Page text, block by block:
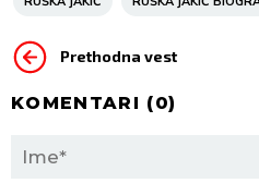
Prethodna vest
KOMENTARI (0)